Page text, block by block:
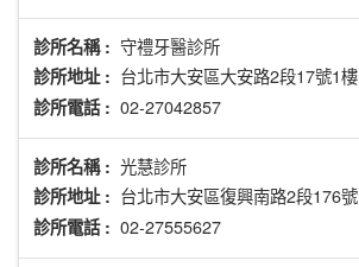
診所名稱 : 守禮牙醫診所
診所地址 : 台北市大安區大安路2段17號1樓
診所電話 : 02-27042857
診所名稱 : 光慧診所
診所地址 : 台北市大安區復興南路2段176號
診所電話 : 02-27555627